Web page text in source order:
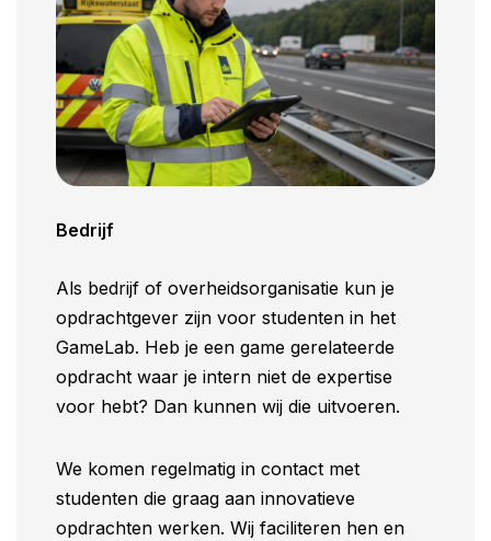
Bedrijf
Als bedrijf of overheidsorganisatie kun je
opdrachtgever zijn voor studenten in het
GameLab. Heb je een game gerelateerde
opdracht waar je intern niet de expertise
voor hebt? Dan kunnen wij die uitvoeren.
We komen regelmatig in contact met
studenten die graag aan innovatieve
opdrachten werken. Wij faciliteren hen en